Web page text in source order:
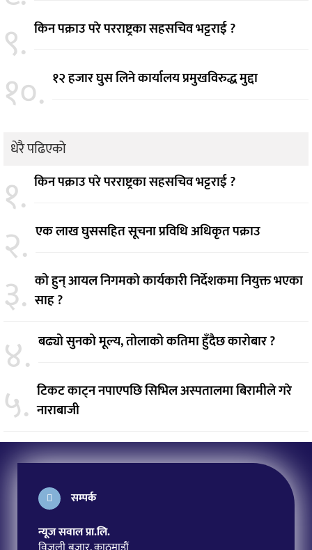
९. किन पक्राउ परे परराष्ट्रका सहसचिव भट्टराई ?
१०. १२ हजार घुस लिने कार्यालय प्रमुखविरुद्ध मुद्दा
धेरै पढिएको
१. किन पक्राउ परे परराष्ट्रका सहसचिव भट्टराई ?
२. एक लाख घुससहित सूचना प्रविधि अधिकृत पक्राउ
३. को हुन् आयल निगमको कार्यकारी निर्देशकमा नियुक्त भएका
साह ?
४. बढ्यो सुनको मूल्य, तोलाको कतिमा हुँदैछ कारोबार ?
५. टिकट काट्न नपाएपछि सिभिल अस्पतालमा बिरामीले गरे
नाराबाजी
सम्पर्क
न्यूज सवाल प्रा.लि.